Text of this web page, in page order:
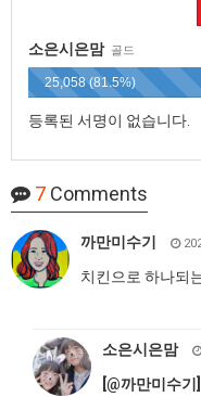
소은시은맘 골드
25,058 (81.5%)
등록된 서명이 없습니다.
7 Comments
까만미수기
치킨으로 하나되
소은시은맘
@까만미수기]